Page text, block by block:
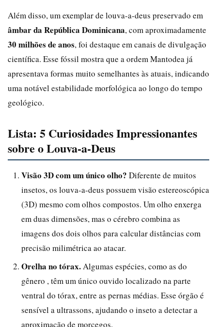
Além disso, um exemplar de louva-a-deus preservado em
âmbar da República Dominicana, com aproximadamente
30 milhões de anos, foi destaque em canais de divulgação
científica. Esse fóssil mostra que a ordem Mantodea já
apresentava formas muito semelhantes às atuais, indicando
uma notável estabilidade morfológica ao longo do tempo
geológico.
Lista: 5 Curiosidades Impressionantes
sobre o Louva-a-Deus
Visão 3D com um único olho? Diferente de muitos
insetos, os louva-a-deus possuem visão estereoscópica
(3D) mesmo com olhos compostos. Um olho enxerga
em duas dimensões, mas o cérebro combina as
imagens dos dois olhos para calcular distâncias com
precisão milimétrica ao atacar.
Orelha no tórax. Algumas espécies, como as do
gênero , têm um único ouvido localizado na parte
ventral do tórax, entre as pernas médias. Esse órgão é
sensível a ultrassons, ajudando o inseto a detectar a
aproximação de morcegos.